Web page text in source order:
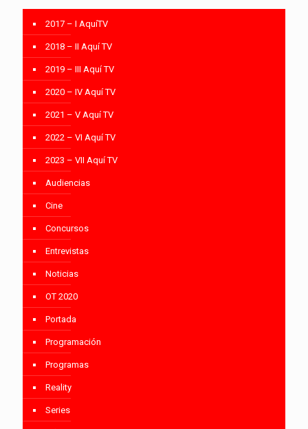
2017 – I AquíTV
2018 – II Aquí TV
2019 – III Aquí TV
2020 – IV Aquí TV
2021 – V Aquí TV
2022 – VI Aquí TV
2023 – VII Aquí TV
Audiencias
Cine
Concursos
Entrevistas
Noticias
OT 2020
Portada
Programación
Programas
Reality
Series